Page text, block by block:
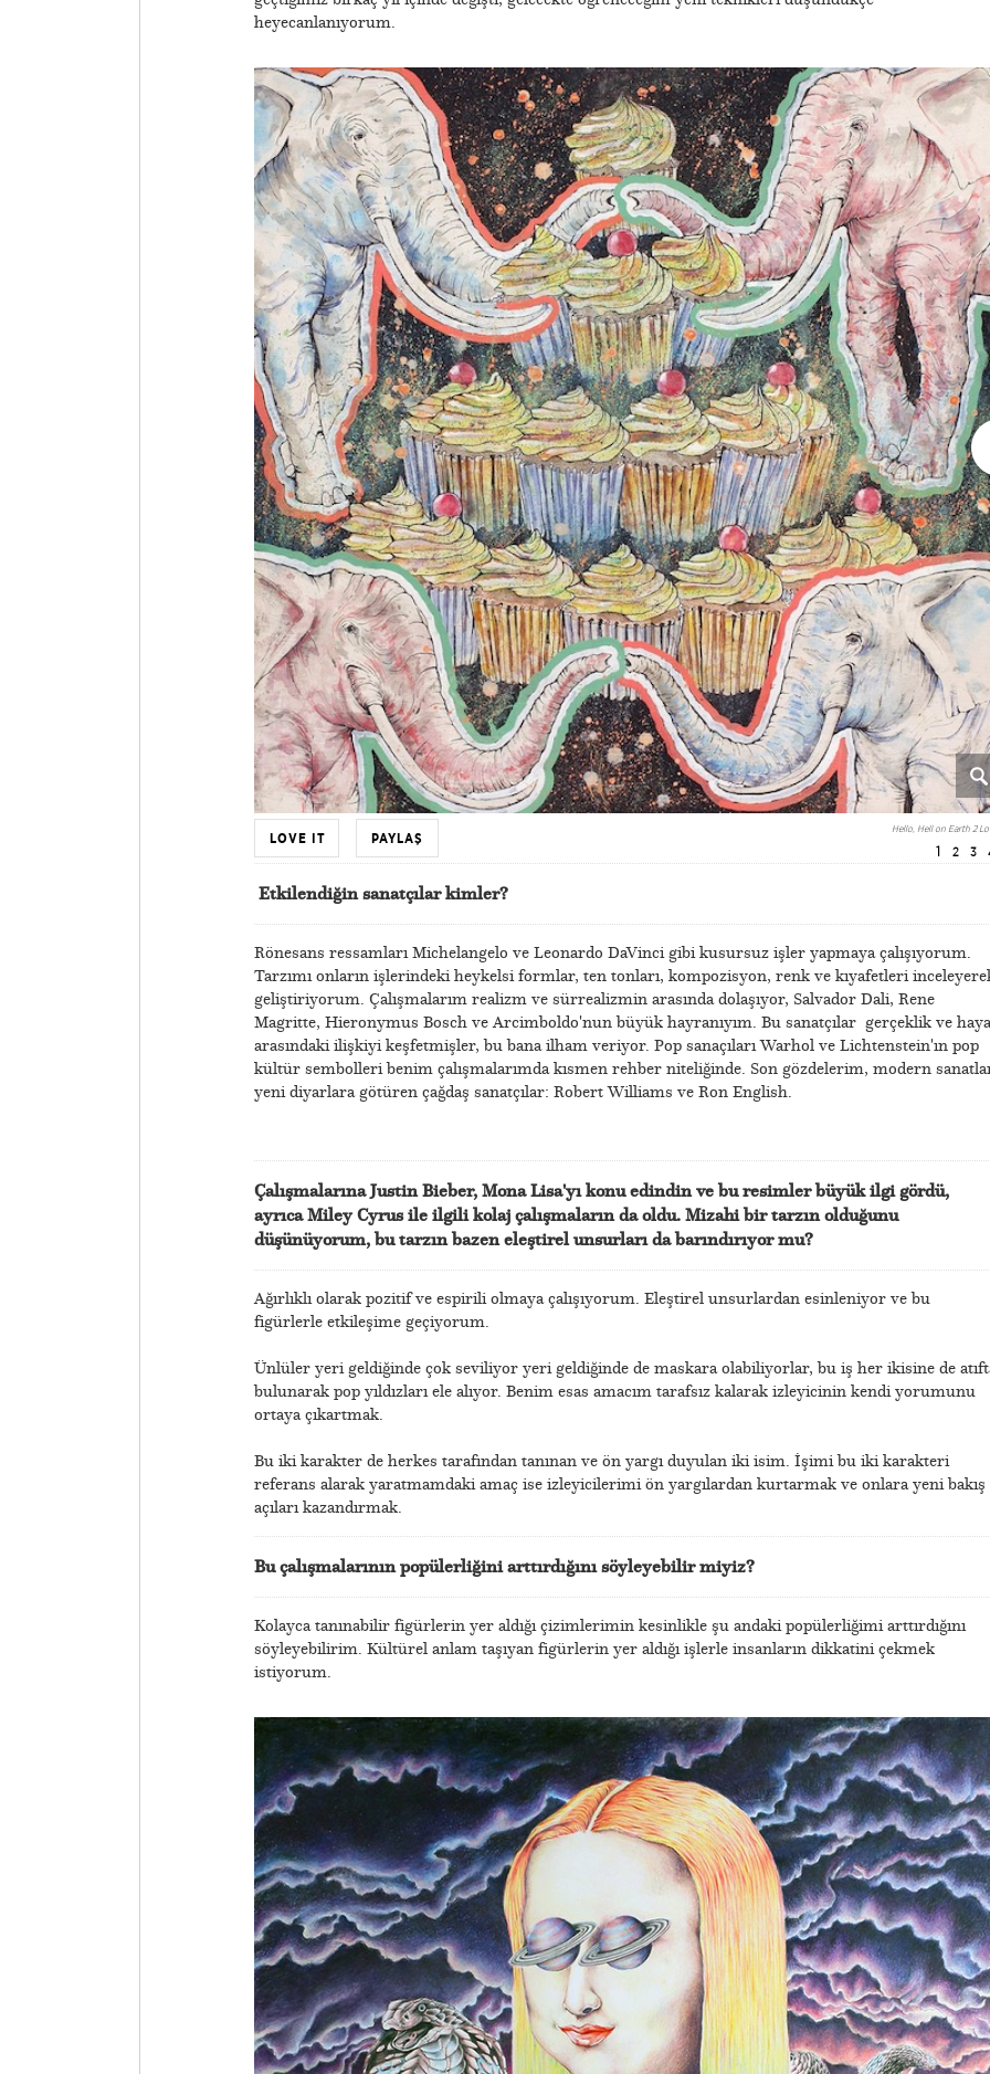
heyecanlanıyorum.
1 2 3
LOVE IT PAYLAŞ
Hello, Hell on Earth 2
Etkilendiğin sanatçılar kimler?
Rönesans ressamları Michelangelo ve Leonardo DaVinci gibi kusursuz işler yapmaya çalışıyorum.
Tarzımı onların işlerindeki heykelsi formlar, ten tonları, kompozisyon, renk ve kıyafetleri
geliştiriyorum. Çalışmalarım realizm ve sürrealizmin arasında dolaşıyor, Salvador Dali, Rene
Magritte, Hieronymus Bosch ve Arcimboldo'nun büyük hayranıyım. Bu sanatçılar gerçeklik ve
arasındaki ilişkiyi keşfetmişler, bu bana ilham veriyor. Pop sanaçıları Warhol ve Lichtenstein'ın pop
kültür sembolleri benim çalışmalarımda kısmen rehber niteliğinde. Son gözdelerim, modern
yeni diyarlara götüren çağdaş sanatçılar: Robert Williams ve Ron English.
Çalışmalarına Justin Bieber, Mona Lisa'yı konu edindin ve bu resimler büyük ilgi gördü,
ayrıca Miley Cyrus ile ilgili kolaj çalışmaların da oldu. Mizahi bir tarzın olduğunu
düşünüyorum, bu tarzın bazen eleştirel unsurları da barındırıyor mu?
Ağırlıklı olarak pozitif ve espirili olmaya çalışıyorum. Eleştirel unsurlardan esinleniyor ve bu
figürlerle etkileşime geçiyorum.
Ünlüler yeri geldiğinde çok seviliyor yeri geldiğinde de maskara olabiliyorlar, bu iş her ikisine de
bulunarak pop yıldızları ele alıyor. Benim esas amacım tarafsız kalarak izleyicinin kendi yorumunu
ortaya çıkartmak.
Bu iki karakter de herkes tarafından tanınan ve ön yargı duyulan iki isim. İşimi bu iki karakteri
referans alarak yaratmamdaki amaç ise izleyicilerimi ön yargılardan kurtarmak ve onlara yeni bakış
açıları kazandırmak.
Bu çalışmalarının popülerliğini arttırdığını söyleyebilir miyiz?
Kolayca tanınabilir figürlerin yer aldığı çizimlerimin kesinlikle şu andaki popülerliğimi arttırdığını
söyleyebilirim. Kültürel anlam taşıyan figürlerin yer aldığı işlerle insanların dikkatini çekmek
istiyorum.